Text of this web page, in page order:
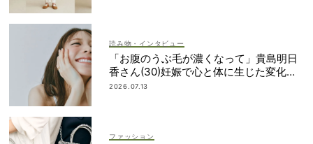
読み物・インタビュー
「お腹のうぶ毛が濃くなって」貴島明日
香さん(30)妊娠で心と体に生じた変化も
「愛しいです」
2026.07.13
ファッション